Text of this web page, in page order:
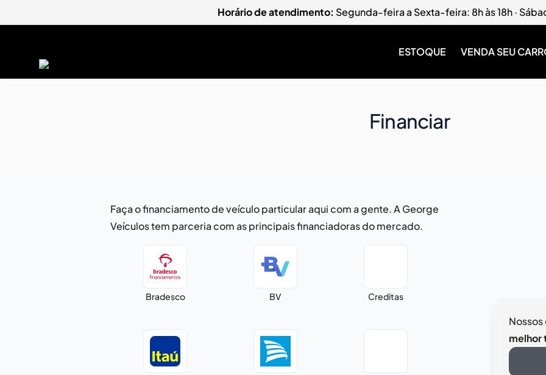
Horário de atendimento: Segunda-feira a Sexta-feira: 8h às 18h ·
ESTOQUE VENDA SEU
Financiar
Faça o financiamento de veículo particular aqui com a gente. A George
Veículos tem parceria com as principais financiadoras do mercado.
Bradesco BV Creditas
melhor